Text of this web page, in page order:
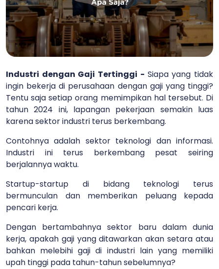
Industri dengan Gaji Tertinggi - Siapa yang tidak
ingin bekerja di perusahaan dengan gaji yang tinggi?
Tentu saja setiap orang memimpikan hal tersebut. Di
tahun 2024 ini, lapangan pekerjaan semakin luas
karena sektor industri terus berkembang.
Contohnya adalah sektor teknologi dan informasi.
Industri ini terus berkembang pesat seiring
berjalannya waktu.
Startup-startup di bidang teknologi terus
bermunculan dan memberikan peluang kepada
pencari kerja.
Dengan bertambahnya sektor baru dalam dunia
kerja, apakah gaji yang ditawarkan akan setara atau
bahkan melebihi gaji di industri lain yang memiliki
upah tinggi pada tahun-tahun sebelumnya?